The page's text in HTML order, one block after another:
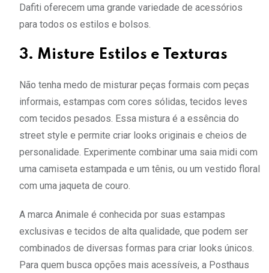
Dafiti oferecem uma grande variedade de acessórios
para todos os estilos e bolsos.
3. Misture Estilos e Texturas
Não tenha medo de misturar peças formais com peças
informais, estampas com cores sólidas, tecidos leves
com tecidos pesados. Essa mistura é a essência do
street style e permite criar looks originais e cheios de
personalidade. Experimente combinar uma saia midi com
uma camiseta estampada e um tênis, ou um vestido floral
com uma jaqueta de couro.
A marca Animale é conhecida por suas estampas
exclusivas e tecidos de alta qualidade, que podem ser
combinados de diversas formas para criar looks únicos.
Para quem busca opções mais acessíveis, a Posthaus